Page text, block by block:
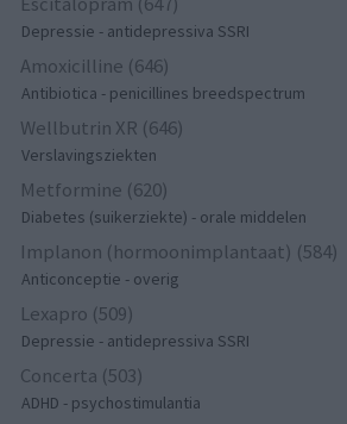
Depressie - antidepressiva SSRI
Amoxicilline (646)
Antibiotica - penicillines breedspectrum
Wellbutrin XR (646)
Verslavingsziekten
Metformine (620)
Diabetes (suikerziekte) - orale middelen
Implanon (hormoonimplantaat) (584)
Anticonceptie - overig
Lexapro (509)
Depressie - antidepressiva SSRI
Concerta (503)
ADHD - psychostimulantia